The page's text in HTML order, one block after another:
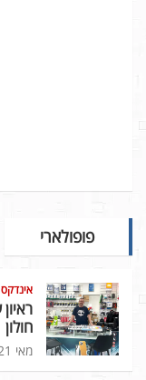
פופולארי
חולון
מאי 21, 2023